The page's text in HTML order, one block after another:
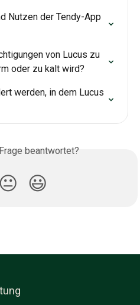
Nutzen der Tendy-App
von Lucus zu
oder zu kalt wird?
werden, in dem Lucus
beantwortet?
😐 😃